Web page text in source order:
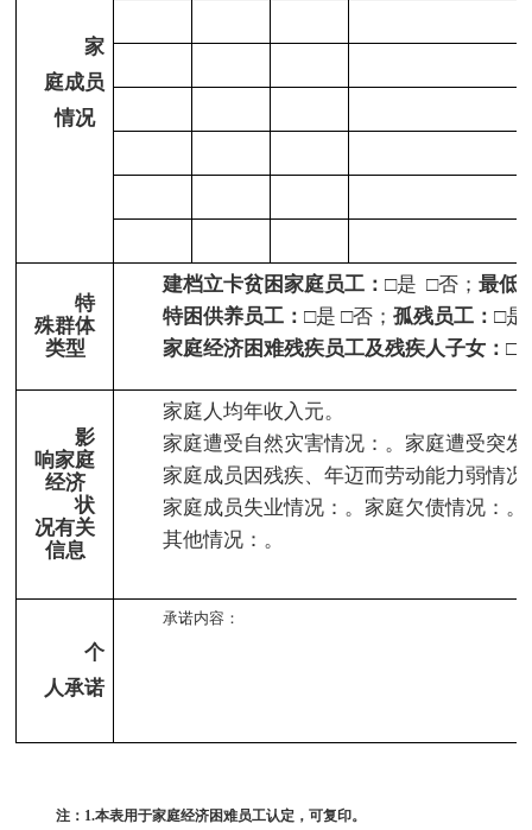
家
庭成员
情况
特
殊群体
类型
建档立卡贫困家庭员工： □是 □否； 最低
特困供养员工： □是 □否； 孤残员工： □是
家庭经济困难残疾员工及残疾人子女： □
影
响家庭
经济
状
况有关
信息
家庭人均年收入 元。
家庭遭受自然灾害情况： 。家庭遭受突
家庭成员因残疾、年迈而劳动能力弱情况
家庭成员失业情况： 。家庭欠债情况： 。
其他情况： 。
个
人承诺
承诺内容：
注： 1.本表用于家庭经济困难员工认定，可复印。